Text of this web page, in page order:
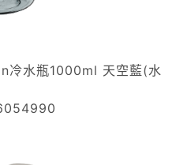
冷水瓶1000ml 天空藍(水